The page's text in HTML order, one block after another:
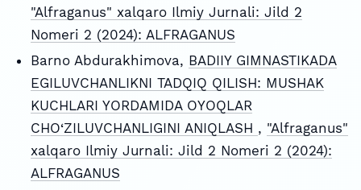
"Alfraganus" xalqaro Ilmiy Jurnali: Jild 2
Nomeri 2 (2024): ALFRAGANUS
Barno Abdurakhimova, BADIIY GIMNASTIKADA
EGILUVCHANLIKNI TADQIQ QILISH: MUSHAK
KUCHLARI YORDAMIDA OYOQLAR
CHO‘ZILUVCHANLIGINI ANIQLASH , "Alfraganus"
xalqaro Ilmiy Jurnali: Jild 2 Nomeri 2 (2024):
ALFRAGANUS